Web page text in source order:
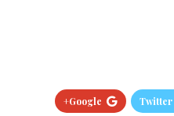
Twitter
Google+